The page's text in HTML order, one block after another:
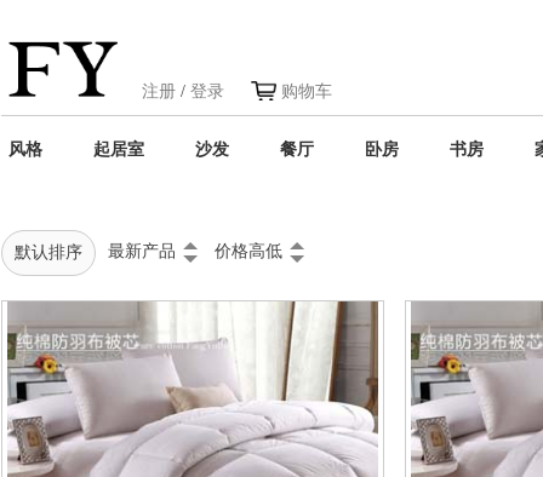
注册 / 登录 购物车
风格 起居室 沙发 餐厅 卧房 书房
默认排序 最新产品 价格高低